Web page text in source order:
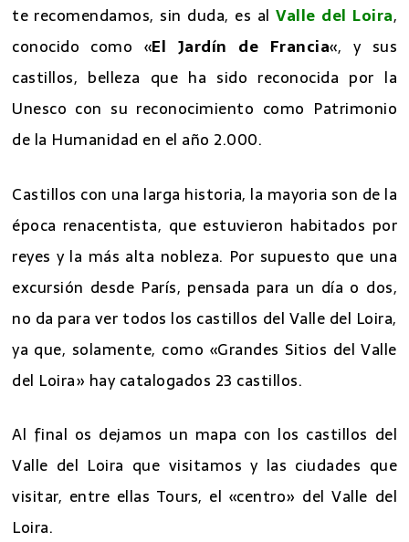
te recomendamos, sin duda, es alValle del Loira,
conocido como «El Jardín de Francia«, y sus
castillos, belleza que ha sido reconocida por la
Unesco con su reconocimiento como Patrimonio
de la Humanidad en el año 2.000.
Castillos con una larga historia, la mayoria son de la
época renacentista, que estuvieron habitados por
reyes y la más alta nobleza. Por supuesto que una
excursión desde París, pensada para un día o dos,
no da para ver todos los castillos del Valle del Loira,
ya que, solamente, como «Grandes Sitios del Valle
del Loira» hay catalogados 23 castillos.
Al final os dejamos un mapa con los castillos del
Valle del Loira que visitamos y las ciudades que
visitar, entre ellas Tours, el «centro» del Valle del
Loira.